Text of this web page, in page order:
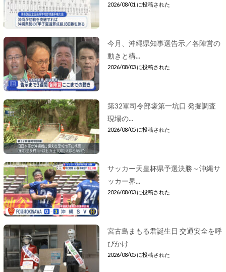
2026/08/01 に投稿された
今月、沖縄県知事選告示／各陣営の
動きと構...
2026/08/03 に投稿された
第32軍司令部壕第一坑口 発掘調査
現場の...
2026/08/05 に投稿された
サッカー天皇杯県予選決勝～沖縄サ
ッカー界...
2026/08/03 に投稿された
宮古島まもる君誕生日 交通安全を呼
びかけ
2026/08/05 に投稿された